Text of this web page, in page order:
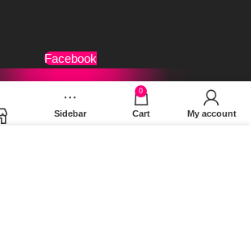
Facebook
Sidebar
0
Cart My account